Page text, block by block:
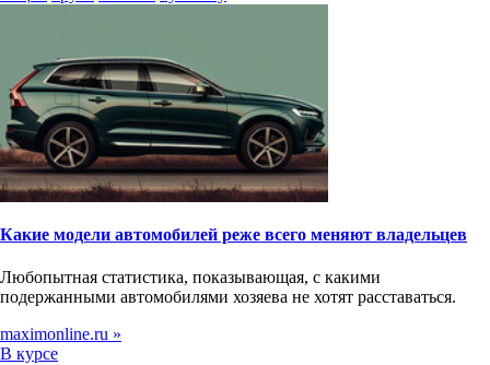
Какие модели автомобилей реже всего меняют владельцев
Любопытная статистика, показывающая, с какими
подержанными автомобилями хозяева не хотят расставаться.
maximonline.ru »
В курсе